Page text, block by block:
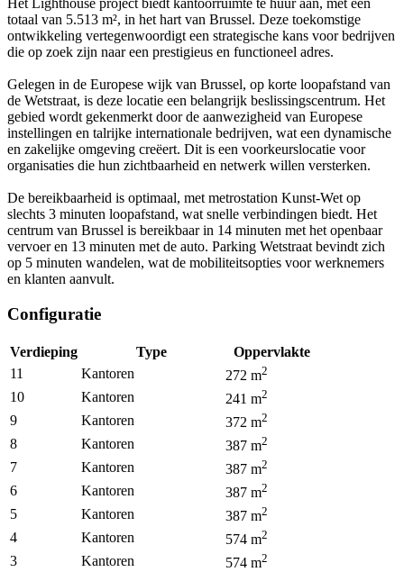
Het Lighthouse project biedt kantoorruimte te huur aan, met een
totaal van 5.513 m², in het hart van Brussel. Deze toekomstige
ontwikkeling vertegenwoordigt een strategische kans voor bedrijven
die op zoek zijn naar een prestigieus en functioneel adres.
Gelegen in de Europese wijk van Brussel, op korte loopafstand van
de Wetstraat, is deze locatie een belangrijk beslissingscentrum. Het
gebied wordt gekenmerkt door de aanwezigheid van Europese
instellingen en talrijke internationale bedrijven, wat een dynamische
en zakelijke omgeving creëert. Dit is een voorkeurslocatie voor
organisaties die hun zichtbaarheid en netwerk willen versterken.
De bereikbaarheid is optimaal, met metrostation Kunst-Wet op
slechts 3 minuten loopafstand, wat snelle verbindingen biedt. Het
centrum van Brussel is bereikbaar in 14 minuten met het openbaar
vervoer en 13 minuten met de auto. Parking Wetstraat bevindt zich
op 5 minuten wandelen, wat de mobiliteitsopties voor werknemers
en klanten aanvult.
Configuratie
Verdieping Type
Oppervlakte
11
Kantoren 272 m2
10 Kantoren 241 m2
9 Kantoren 372 m2
8 Kantoren 387 m2
7 Kantoren 387 m2
6 Kantoren 387 m2
5 Kantoren 387 m2
4 Kantoren 574 m2
3 Kantoren 574 m2